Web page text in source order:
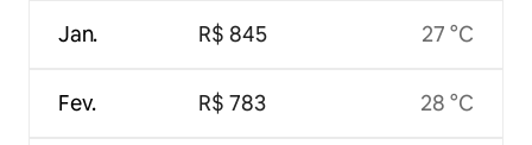
Jan.
Fev.
R$ 845
R$ 783
27 °C
28 °C